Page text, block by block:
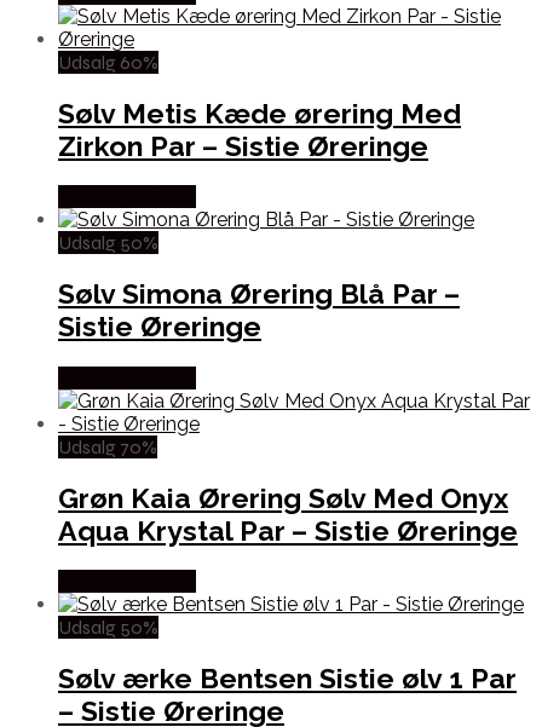
Udsalg 60%
Sølv Metis Kæde ørering Med
Zirkon Par – Sistie Øreringe
Udsalg 50%
Sølv Simona Ørering Blå Par –
Sistie Øreringe
Udsalg 70%
Grøn Kaia Ørering Sølv Med Onyx
Aqua Krystal Par – Sistie Øreringe
Udsalg 50%
Sølv ærke Bentsen Sistie ølv 1 Par
– Sistie Øreringe